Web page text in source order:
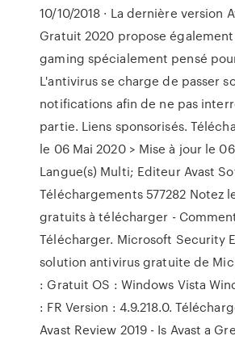
10/10/2018 · La dernière version
Gratuit 2020 propose
gaming spécialement pensé
L'antivirus se charge de passer
notifications afin de ne pas
partie. Liens sponsorisés.
le 06 Mai 2020 > Mise à jour le
Langue(s) Multi; Editeur Avast
Téléchargements 577282 Notez
gratuits à télécharger -
Télécharger. Microsoft Security
solution antivirus gratuite de
: Gratuit OS : Windows Vista
: FR Version : 4.9.218.0.
Avast Review 2019 - Is Avast a